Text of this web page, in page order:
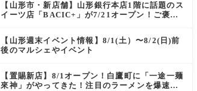
【山形市・新店舗】山形銀行本店1階に話題のス
イーツ店「BACIC+」が7/21オープン！ご褒美
【山形週末イベント情報】8/1(土）〜8/2(日)前
後のマルシェやイベント
【置賜新店】8/1オープン！白鷹町に「一途一麺
來神」がやってきた！注目のラーメンを爆速実